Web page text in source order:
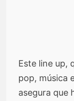
Este line up,
pop, música
asegura que